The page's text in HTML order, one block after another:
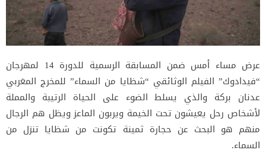
عرض مساء أمس ضمن المسابقة الرسمية للدورة 14 لمهرجان
“فيدادوك” الفيلم الوثائقي “شظايا من السماء” للمخرج المغربي
عدنان بركة والذي يسلط الضوء على الحياة الرتيبة والمملة
لأشخاص رحل يعيشون تحت الخيمة ويربون الماعز ويظل هم الرجال
منهم هو البحث عن حجارة ثمينة تكونت من شظايا تنزل من
السماء.